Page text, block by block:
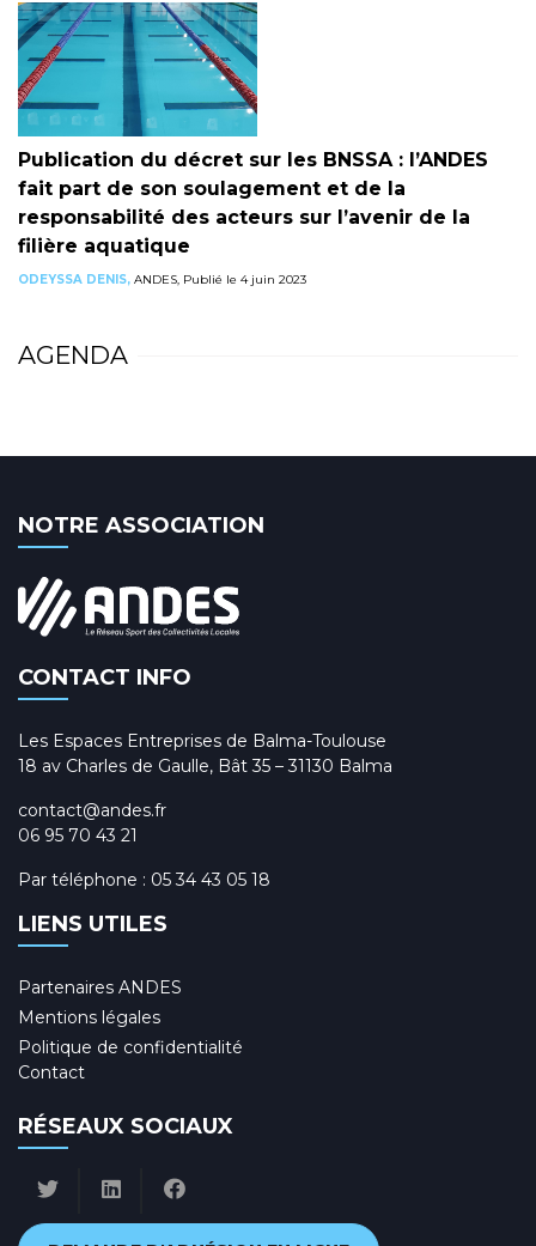
Publication du décret sur les BNSSA : l’ANDES
fait part de son soulagement et de la
responsabilité des acteurs sur l’avenir de la
filière aquatique
ODEYSSA DENIS, ANDES, Publié le 4 juin 2023
AGENDA
NOTRE ASSOCIATION
CONTACT INFO
Les Espaces Entreprises de Balma-Toulouse
18 av Charles de Gaulle, Bât 35 – 31130 Balma
contact@andes.fr
06 95 70 43 21
Par téléphone : 05 34 43 05 18
LIENS UTILES
Partenaires ANDES
Mentions légales
Politique de confidentialité
Contact
RÉSEAUX SOCIAUX